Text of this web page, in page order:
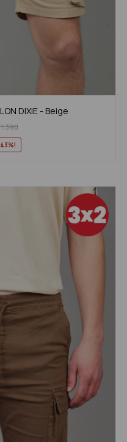
DIXIE - Beige
1.390
43